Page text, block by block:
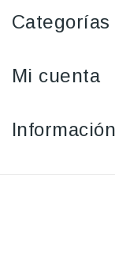
Categorías
Mi cuenta